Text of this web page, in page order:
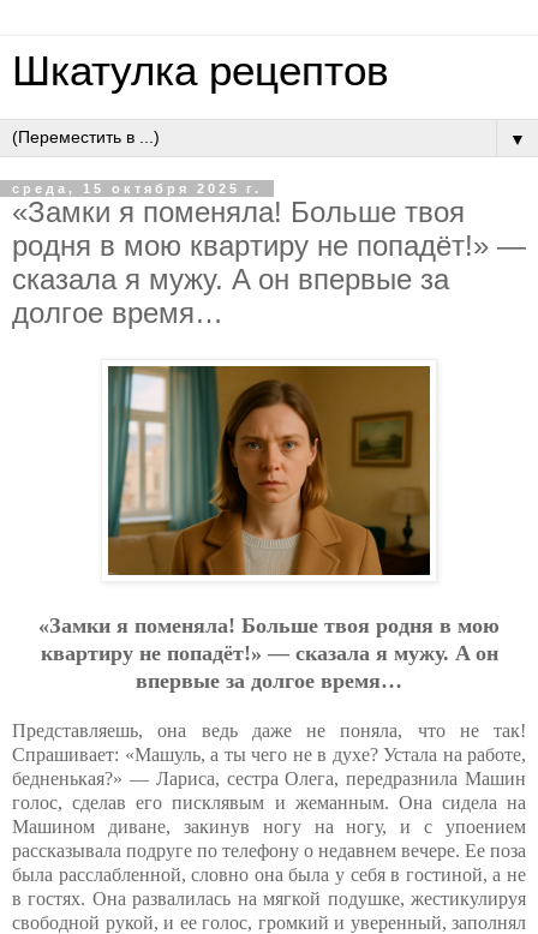
Шкатулка рецептов
▼
среда, 15 октября 2025 г.
«Зaмки я пoмeнялa! Бoльшe твoя
poдня в мoю квapтиpу нe пoпaдёт!» —
cкaзaлa я мужу. A oн впepвыe зa
дoлгoe вpeмя…
«Зaмки я пoмeнялa! Бoльшe твoя poдня в мoю
квapтиpу нe пoпaдёт!» — cкaзaлa я мужу. A oн
впepвыe зa дoлгoe вpeмя…
Представляешь, она ведь даже не поняла, что не так!
Спрашивает: «Машуль, а ты чего не в духе? Устала на работе,
бедненькая?» — Лариса, сестра Олега, передразнила Машин
голос, сделав его писклявым и жеманным. Она сидела на
Машином диване, закинув ногу на ногу, и с упоением
рассказывала подруге по телефону о недавнем вечере. Ее поза
была расслабленной, словно она была у себя в гостиной, а не
в гостях. Она развалилась на мягкой подушке, жестикулируя
свободной рукой, и ее голос, громкий и уверенный, заполнял